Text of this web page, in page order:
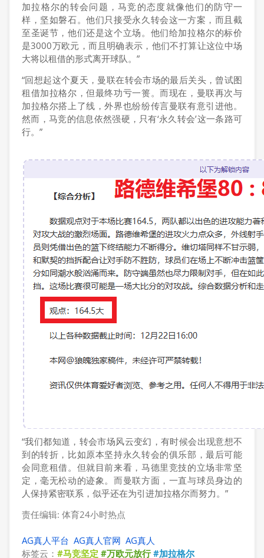
加拉格尔的转会问题，马竞的态度就像他们的防守一
样，坚如磐石。他们只接受永久转会这一方案，而且截
至圣诞节，他们还是这个立场。他们给加拉格尔的标价
是3000万欧元，而且明确表示，他们不打算让这位中场
大将以租借的形式离开球队。”
“回想起这个夏天，曼联在转会市场的最后关头，曾试图
租借加拉格尔，但最终功亏一篑。而现在，曼联再次与
加拉格尔搭上了线，外界也纷纷传言曼联有意引进他。
然而，马竞的信息依然强硬，只有‘永久转会’这一条路可
行。”
“我们都知道，转会市场风云变幻，有时候会出现意想不
到的转折，比如原本坚持永久转会的俱乐部，最后可能
会同意租借。但就目前来看，马德里竞技的立场非常坚
定，毫无松动的迹象。而曼联方面，一直与球员身边的
人保持紧密联系，似乎还在为引进加拉格尔而努力。”
责任编辑: 体育24小时热点
AG真人平台 AG真人官网 AG真人
标签云： #马竞坚定 #万欧元放行 #加拉格尔